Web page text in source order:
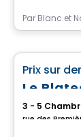
Par Blanc et
Prix sur
Le
3 - 5